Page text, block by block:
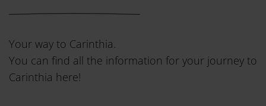
Your way to Carinthia.
You can find all the information for your journey to
Carinthia here!